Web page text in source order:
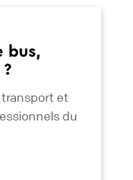
bus,
et
du